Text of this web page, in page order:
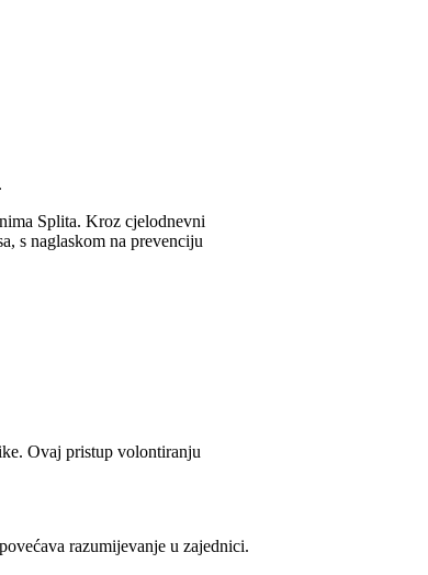
Splita. Kroz cjelodnevni
s naglaskom na prevenciju
Ovaj pristup volontiranju
razumijevanje u zajednici.